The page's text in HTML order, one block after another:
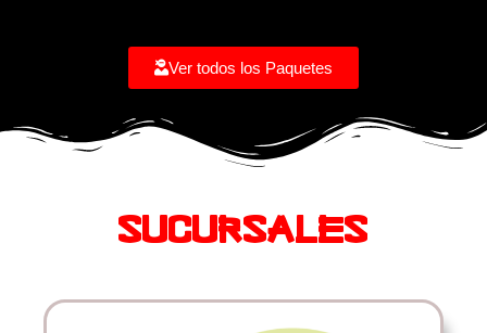
Ver todos los Paquetes
SUCURSALES